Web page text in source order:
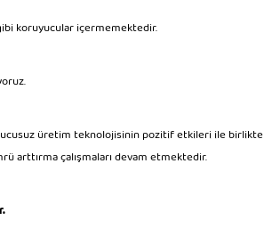
koruyucular içermemektedir.
üretim teknolojisinin pozitif etkileri ile birlikte
arttırma çalışmaları devam etmektedir.